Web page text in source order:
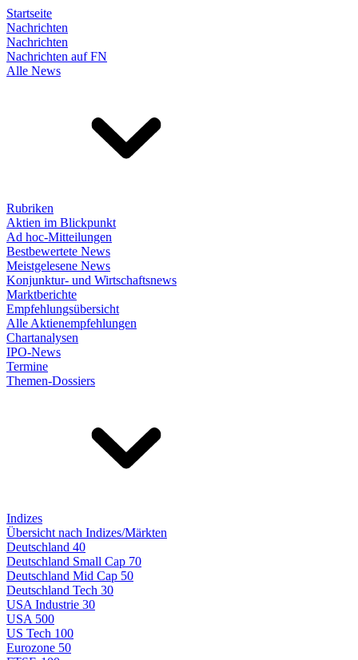
Startseite
Nachrichten
Nachrichten
Nachrichten auf FN
Alle News
Rubriken
Aktien im Blickpunkt
Ad hoc-Mitteilungen
Bestbewertete News
Meistgelesene News
Konjunktur- und Wirtschaftsnews
Marktberichte
Empfehlungsübersicht
Alle Aktienempfehlungen
Chartanalysen
IPO-News
Termine
Themen-Dossiers
Indizes
Übersicht nach Indizes/Märkten
Deutschland 40
Deutschland Small Cap 70
Deutschland Mid Cap 50
Deutschland Tech 30
USA Industrie 30
USA 500
US Tech 100
Eurozone 50